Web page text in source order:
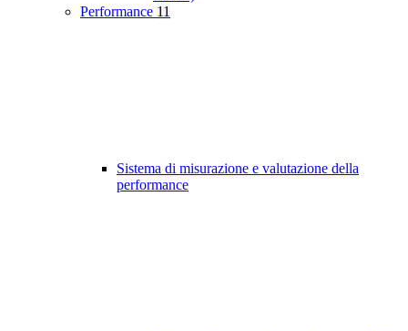
Performance 11
Sistema di misurazione e valutazione della
performance